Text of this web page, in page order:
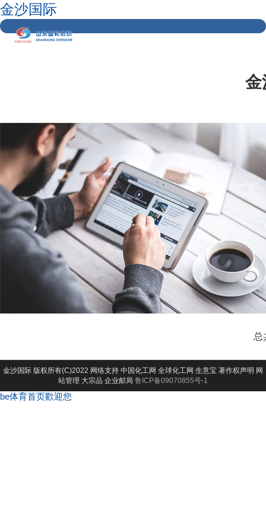
金沙国际
金
总
金沙国际 版权所有(C)2022 网络支持 中国化工网 全球化工网 生意宝 著作权声明 网
站管理 大宗品 企业邮局 鲁ICP备09070855号-1
be体育首页歡迎您